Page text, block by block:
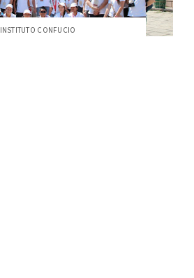
INSTITUTO CONFUCIO